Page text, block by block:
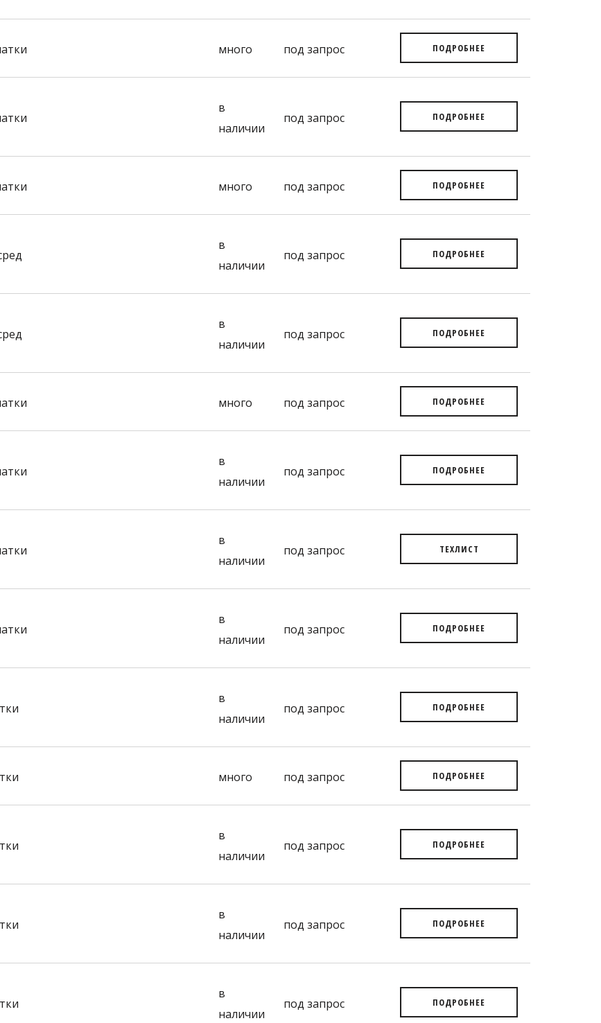
много под запрос ПОДРОБНЕЕ
в
наличии
под запрос ПОДРОБНЕЕ
много под запрос ПОДРОБНЕЕ
в
наличии
под запрос ПОДРОБНЕЕ
в
наличии
под запрос ПОДРОБНЕЕ
много под запрос ПОДРОБНЕЕ
в
наличии
под запрос ПОДРОБНЕЕ
в
наличии
под запрос ТЕХЛИСТ
в
наличии
под запрос ПОДРОБНЕЕ
в
наличии
под запрос ПОДРОБНЕЕ
много под запрос ПОДРОБНЕЕ
в
наличии
под запрос ПОДРОБНЕЕ
в
наличии
под запрос ПОДРОБНЕЕ
в
наличии
под запрос ПОДРОБНЕЕ